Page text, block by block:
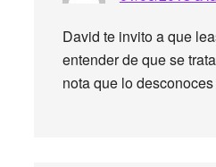
David te invito a que
entender de que se
nota que lo